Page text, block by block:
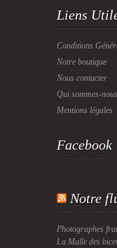
Liens
Conditions
Notre boutique
Nous contacter
Qui sommes-
Mentions légales
Facebook
Notre
Photographes
La Malle des